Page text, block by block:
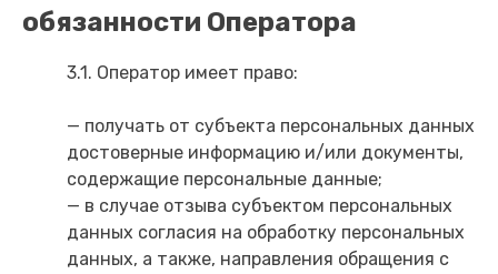
обязанности Оператора
3.1. Оператор имеет право:
— получать от субъекта персональных данных
достоверные информацию и/или документы,
содержащие персональные данные;
— в случае отзыва субъектом персональных
данных согласия на обработку персональных
данных, а также, направления обращения с